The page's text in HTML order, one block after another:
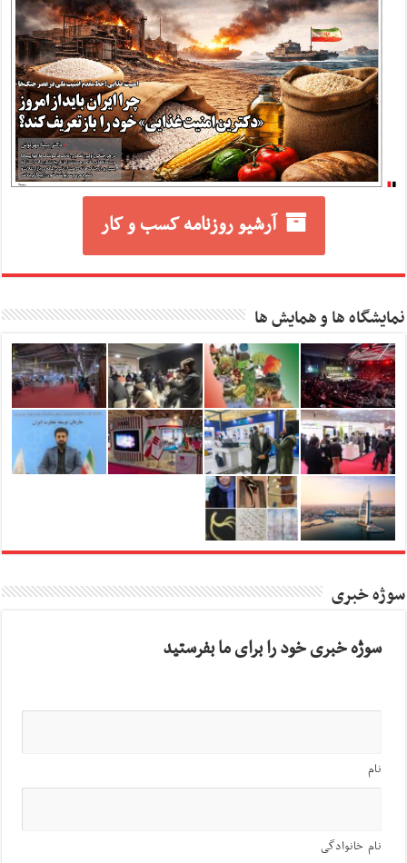
آرشیو روزنامه کسب و کار
نمایشگاه ها و همایش ها
سوژه خبری
سوژه خبری خود را برای ما بفرستید
نام
نام خانوادگی